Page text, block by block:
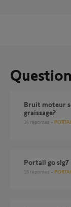
Bruit moteur somfy à bras neuf grincement des deux côté
graissage?
14 réponses
Portail go
18 réponses